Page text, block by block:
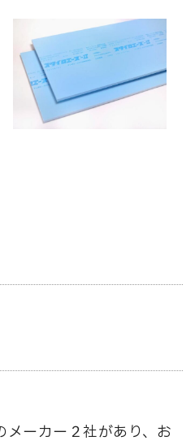
メーカー２社があり、お